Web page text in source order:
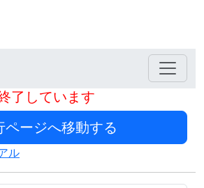
了しています
ル